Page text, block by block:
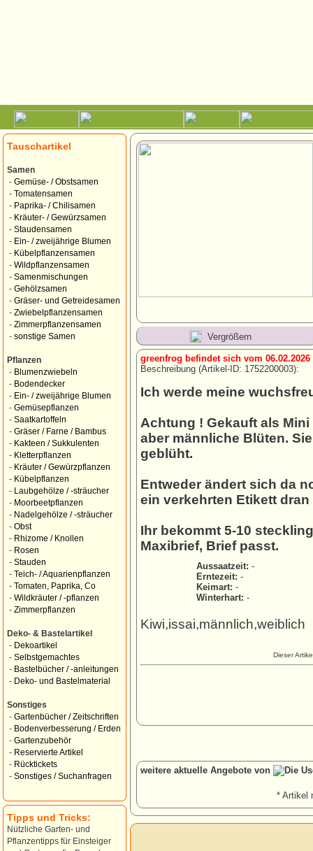
Tauschartikel
Samen
- Gemüse- / Obstsamen
- Tomatensamen
- Paprika- / Chilisamen
- Kräuter- / Gewürzsamen
- Staudensamen
- Ein- / zweijährige Blumen
- Kübelpflanzensamen
- Wildpflanzensamen
- Samenmischungen
- Gehölzsamen
- Gräser- und Getreidesamen
- Zwiebelpflanzensamen
- Zimmerpflanzensamen
- sonstige Samen
Pflanzen
- Blumenzwiebeln
- Bodendecker
- Ein- / zweijährige Blumen
- Gemüsepflanzen
- Saatkartoffeln
- Gräser / Farne / Bambus
- Kakteen / Sukkulenten
- Kletterpflanzen
- Kräuter / Gewürzpflanzen
- Kübelpflanzen
-
Laubgehölze / -sträucher
- Moorbeetpflanzen
- Nadelgehölze / -sträucher
- Obst
- Rhizome / Knollen
- Rosen
- Stauden
- Teich- / Aquarienpflanzen
- Tomaten, Paprika, Co
- Wildkräuter / -pflanzen
- Zimmerpflanzen
Deko- & Bastelartikel
- Dekoartikel
- Selbstgemachtes
- Bastelbücher / -anleitungen
- Deko- und Bastelmaterial
Sonstiges
- Gartenbücher / Zeitschriften
- Bodenverbesserung / Erden
- Gartenzubehör
- Reservierte Artikel
- Rücktickets
- Sonstiges / Suchanfragen
Tipps und Tricks:
Nützliche Garten- und
Pflanzentipps für Einsteiger
Vergrößern
greenfrog befindet sich vom
Beschreibung (Artikel-ID: 1752200003):
Ich werde meine
Achtung ! Gekauft als
aber männliche Blüten.
geblüht.
Entweder ändert sich da
ein verkehrten Etikett dran
Ihr bekommt 5-10
Maxibrief, Brief passt.
Aussaatzeit: -
Erntezeit: -
Keimart: -
Winterhart: -
Kiwi,issai,männlich,weiblich
Dieser
weitere aktuelle Angebote von
* Artikel